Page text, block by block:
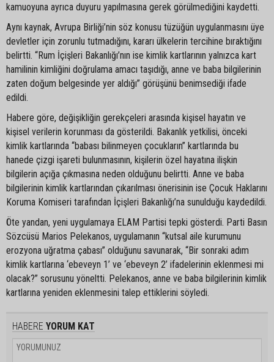
kamuoyuna ayrıca duyuru yapılmasına gerek görülmediğini kaydetti.
Aynı kaynak, Avrupa Birliği’nin söz konusu tüzüğün uygulanmasını üye
devletler için zorunlu tutmadığını, kararı ülkelerin tercihine bıraktığını
belirtti. “Rum İçişleri Bakanlığı’nın ise kimlik kartlarının yalnızca kart
hamilinin kimliğini doğrulama amacı taşıdığı, anne ve baba bilgilerinin
zaten doğum belgesinde yer aldığı” görüşünü benimsediği ifade
edildi.
Habere göre, değişikliğin gerekçeleri arasında kişisel hayatın ve
kişisel verilerin korunması da gösterildi. Bakanlık yetkilisi, önceki
kimlik kartlarında “babası bilinmeyen çocukların” kartlarında bu
hanede çizgi işareti bulunmasının, kişilerin özel hayatına ilişkin
bilgilerin açığa çıkmasına neden olduğunu belirtti. Anne ve baba
bilgilerinin kimlik kartlarından çıkarılması önerisinin ise Çocuk Haklarını
Koruma Komiseri tarafından İçişleri Bakanlığı’na sunulduğu kaydedildi.
Öte yandan, yeni uygulamaya ELAM Partisi tepki gösterdi. Parti Basın
Sözcüsü Marios Pelekanos, uygulamanın “kutsal aile kurumunu
erozyona uğratma çabası” olduğunu savunarak, “Bir sonraki adım
kimlik kartlarına ‘ebeveyn 1’ ve ‘ebeveyn 2’ ifadelerinin eklenmesi mi
olacak?” sorusunu yöneltti. Pelekanos, anne ve baba bilgilerinin kimlik
kartlarına yeniden eklenmesini talep ettiklerini söyledi.
HABERE YORUM KAT